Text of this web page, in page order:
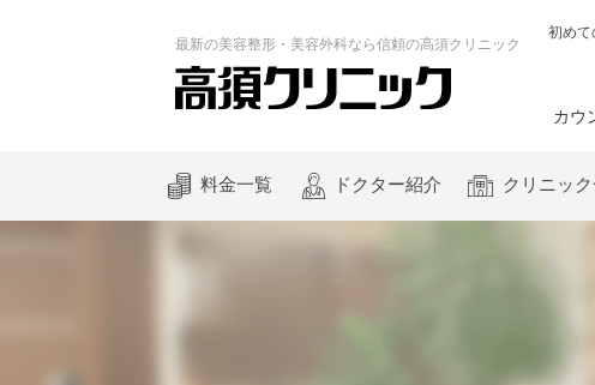
最新の美容整形・美容外科なら信頼の高須クリニック
初めて
カウ
料金一覧 ドクター紹介 クリニッ